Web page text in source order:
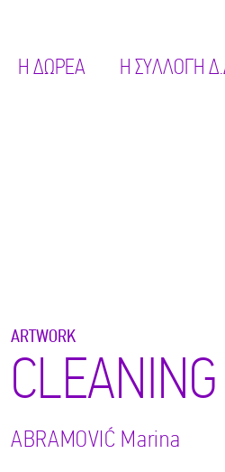
Η ΔΩΡΕΑ Η ΣΥΛΛΟΓΗ
ARTWORK
ABRAMOVIĆ Marina